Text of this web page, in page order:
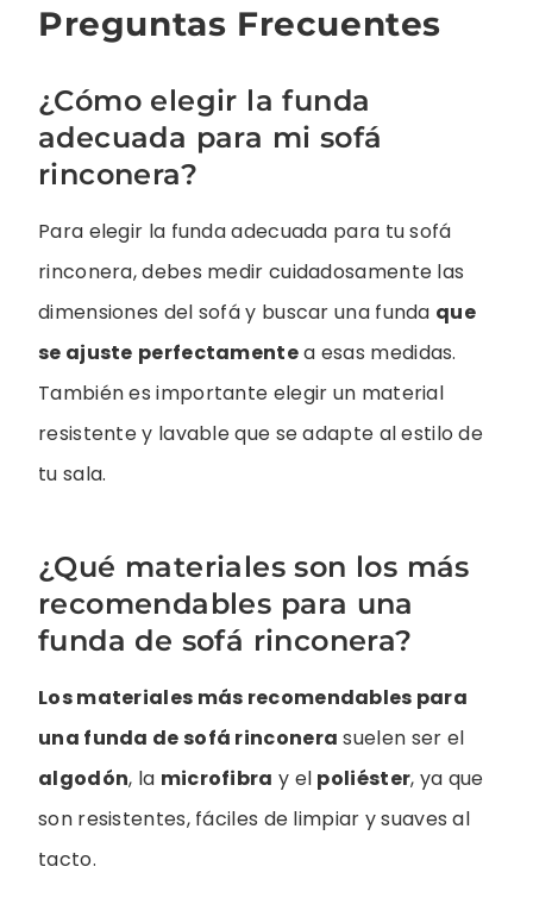
Preguntas Frecuentes
¿Cómo elegir la funda
adecuada para mi sofá
rinconera?
Para elegir la funda adecuada para tu sofá
rinconera, debes medir cuidadosamente las
dimensiones del sofá y buscar una funda que
se ajuste perfectamentea esas medidas.
También es importante elegir un material
resistente y lavable que se adapte al estilo de
tu sala.
¿Qué materiales son los más
recomendables para una
funda de sofá rinconera?
Los materiales más recomendables para
una funda de sofá rinconera suelen ser el
algodón, la microfibra y el poliéster, ya que
son resistentes, fáciles de limpiar y suaves al
tacto.